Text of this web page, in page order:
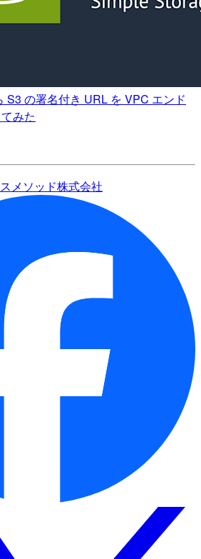
S3 の署名付き URL を VPC エンド
みた
メソッド株式会社